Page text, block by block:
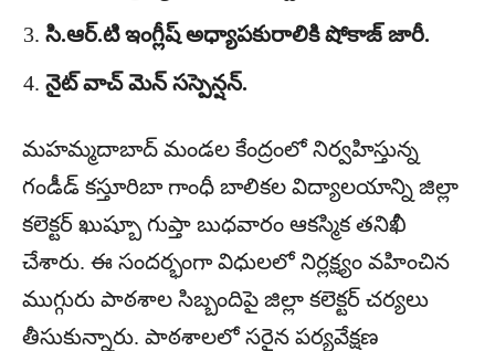
సి.ఆర్.టి ఇంగ్లీష్ అధ్యాపకురాలికి షోకాజ్ జారీ.
నైట్ వాచ్ మెన్ సస్పెన్షన్.
మహమ్మదాబాద్ మండల కేంద్రంలో నిర్వహిస్తున్న
గండీడ్ కస్తూరిబా గాంధీ బాలికల విద్యాలయాన్ని జిల్లా
కలెక్టర్ ఖుష్బూ గుప్తా బుధవారం ఆకస్మిక తనిఖీ
చేశారు. ఈ సందర్భంగా విధులలో నిర్లక్ష్యం వహించిన
ముగ్గురు పాఠశాల సిబ్బందిపై జిల్లా కలెక్టర్ చర్యలు
తీసుకున్నారు. పాఠశాలలో సరైన పర్యవేక్షణ